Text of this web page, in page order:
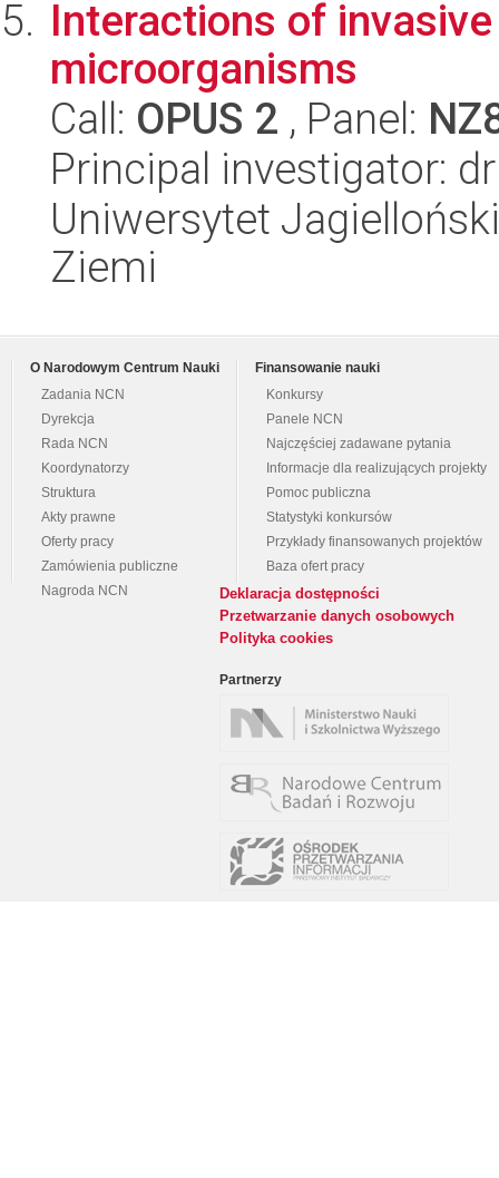
Interactions of
microorganisms
Call: OPUS 2 , Panel:
Principal investigator:
Uniwersytet
Ziemi
O Narodowym Centrum Nauki
Zadania NCN
Dyrekcja
Rada NCN
Koordynatorzy
Struktura
Akty prawne
Oferty pracy
Zamówienia publiczne
Nagroda NCN
Finansowanie nauki
Konkursy
Panele NCN
Najczęściej zadawane pytania
Informacje dla realizujących projekty
Pomoc publiczna
Statystyki konkursów
Przykłady finansowanych projektów
Baza ofert pracy
Deklaracja dostępności
Przetwarzanie danych osobowych
Polityka cookies
Partnerzy